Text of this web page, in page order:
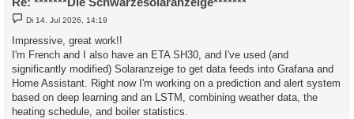
B
e
t
r
g
Di 14. Jul 2026, 14:19
Impressive, great work!!
I'm French and I also have an ETA SH30, and I've used (and
significantly modified) Solaranzeige to get data feeds into Grafana and
Home Assistant. Right now I'm working on a prediction and alert system
based on deep learning and an LSTM, combining weather data, the
heating schedule, and boiler statistics.